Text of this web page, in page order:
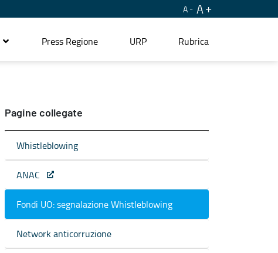
A A
Press Regione URP Rubrica
Pagine collegate
Whistleblowing
ANAC
Fondi UO: segnalazione Whistleblowing
Network anticorruzione